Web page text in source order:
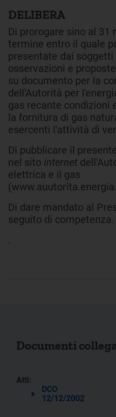
DELIBERA
Di prorogare sino al 31
termine entro il quale
presentate dai
osservazioni e
su documento per la
dell'Autorità per
gas recante condizioni
la fornitura di gas
esercenti l'attività di
Di pubblicare il
nel sito internet
elettrica e il gas
Di dare mandato al
seguito di competenza.
.
Documenti
Atti:
DCO
12/12/2002